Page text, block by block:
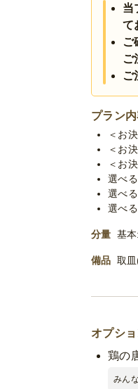
当
て
ご
ご
ご
プラン
＜お
＜お
＜お
選べ
選べ
選べ
分量 基
備品 取
オプショ
鶏の
みん